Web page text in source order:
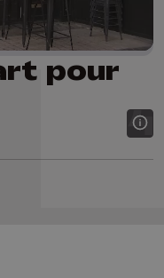
pour